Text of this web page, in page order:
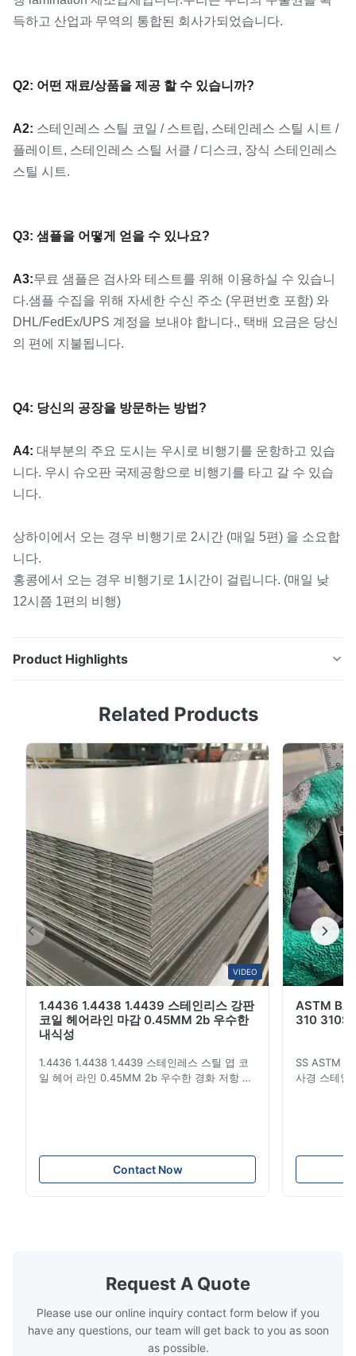
득하고 산업과 무역의 통합된 회사가되었습니다.
Q2: 어떤 재료/상품을 제공 할 수 있습니까?
A2: 스테인레스 스틸 코일 / 스트립, 스테인레스 스틸 시트 /
플레이트, 스테인레스 스틸 서클 / 디스크, 장식 스테인레스
스틸 시트.
Q3: 샘플을 어떻게 얻을 수 있나요?
A3:무료 샘플은 검사와 테스트를 위해 이용하실 수 있습니
다.샘플 수집을 위해 자세한 수신 주소 (우편번호 포함) 와
DHL/FedEx/UPS 계정을 보내야 합니다., 택배 요금은 당신
의 편에 지불됩니다.
Q4: 당신의 공장을 방문하는 방법?
A4: 대부분의 주요 도시는 우시로 비행기를 운항하고 있습
니다. 우시 슈오판 국제공항으로 비행기를 타고 갈 수 있습
니다.
상하이에서 오는 경우 비행기로 2시간 (매일 5편) 을 소요합
니다.
홍콩에서 오는 경우 비행기로 1시간이 걸립니다. (매일 낮
12시쯤 1편의 비행)
Product Highlights
시트 202 스테인리스 스틸 시트 브러쉬 스테인레스 스틸
니다.그리고 스테인레스 스틸 와이어 드래잉은 스테인레스
스틸과 알루미늄 제품 산업에서 가장 인기있는 표면 처리
기술입니다.이 기술은 주로 스테인레스 스틸 및 알루미늄
제품의 당기 효과를 위해 사용됩니다. , 닦은 스테인레스 스
틸의 표면은 금속 성질이 있습니다. 생산 설명 이름 스테인
리스 스틸 엽 등급
201/202/304/304l/316/316l/321/309s...
Related Products
VIDEO
1.4436 1.4438 1.4439 스테인리스 강판
코일 헤어라인 마감 0.45MM 2b 우수한
내식성
1.4436 1.4438 1.4439 스테인레스 스틸 엽 코
일 헤어 라인 0.45MM 2b 우수한 경화 저항 스
성. 중공업 및 경공업, 일상 생활용품 산업 및
건축 장식 산업에서 사용됩니다. 1. 스테인레스
스틸에는 다양한 등급이 있습니다.각기 다른 강
Contact Now
ASTM BA
310 310S
SS ASTM
사경 스테인
슬릿 에지
Request A Quote
Please use our online inquiry contact form below if you
have any questions, our team will get back to you as soon
as possible.